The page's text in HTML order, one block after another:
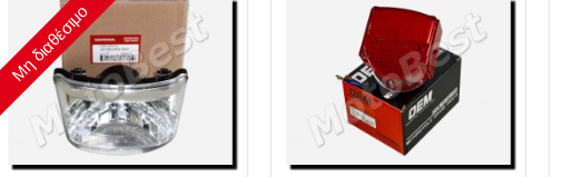
Μη διαθέσιμο